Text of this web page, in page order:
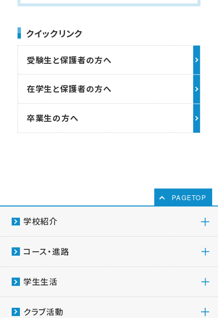
クイックリンク
受験生と保護者の方へ
在学生と保護者の方へ
卒業生の方へ
PAGETOP
学校紹介
コース・進路
学生生活
クラブ活動